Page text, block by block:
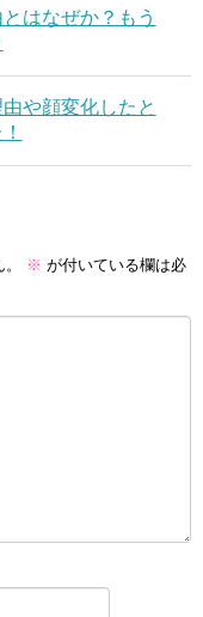
はなぜか？もう
や顔変化したと
※ が付いている欄は必